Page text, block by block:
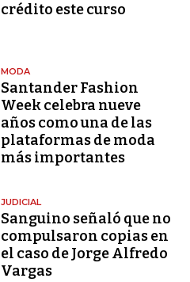
crédito este curso
MODA
Santander Fashion
Week celebra nueve
años como una de las
plataformas de moda
más importantes
JUDICIAL
Sanguino señaló que no
compulsaron copias en
el caso de Jorge Alfredo
Vargas